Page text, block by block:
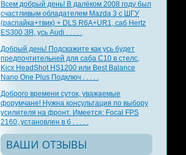
Всем добрый день! В далёком 2008 году был
счастливым обладателем Mazda 3 с ШГУ
(распайка+твик) + DLS R6A+UR1, саб Hertz
ES300 ЗЯ, усь Audi . . . . .
Добрый день! Подскажите как усь будет
предпочтительней для саба С10 в стелс,
Kicx HeadShot HS1200 или Best Balance
Nano One Plus Подключ . . . . .
Доброго времени суток, уважаемые
форумчане! Нужна консультация по выбору
усилителя на фронт. Имеется: Focal FPS
2160, установлен в б . . . . .
ВАШИ ОТЗЫВЫ